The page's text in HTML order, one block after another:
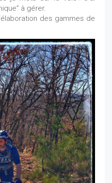
à gérer.
des gammes de